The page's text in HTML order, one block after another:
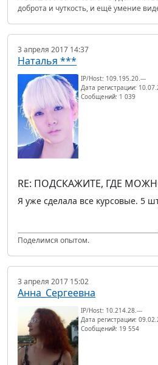
доброта и чуткость, и ещё умение
3 апреля 2017 14:37
Наталья ***
IP/Host: 109.195.20.---
Дата регистрации:
Сообщений: 1 039
RE: ПОДСКАЖИТЕ, ГДЕ
Я уже сделала все курсовые. 5
Поделимся опытом.
3 апреля 2017 15:02
Анна_Сергеевна
IP/Host: 10.214.28.---
Дата регистрации:
Сообщений: 19 554